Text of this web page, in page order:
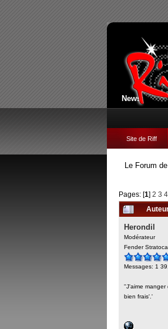
News:
Site de Riff
Le Forum
Pages: [1] 2 3 4
Herondil
Modérateur
Fender
Messages: 1
''J'aime manger
bien frais'.'